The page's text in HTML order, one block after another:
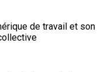
de travail et son